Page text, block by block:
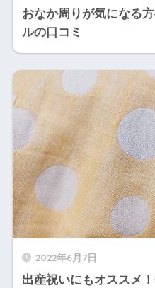
おなか周りが気になる
ルの口コミ
2022年6月7日
出産祝いにもオススメ